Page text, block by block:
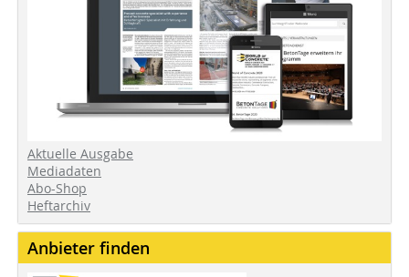
Aktuelle Ausgabe
Mediadaten
Abo-Shop
Heftarchiv
Anbieter finden